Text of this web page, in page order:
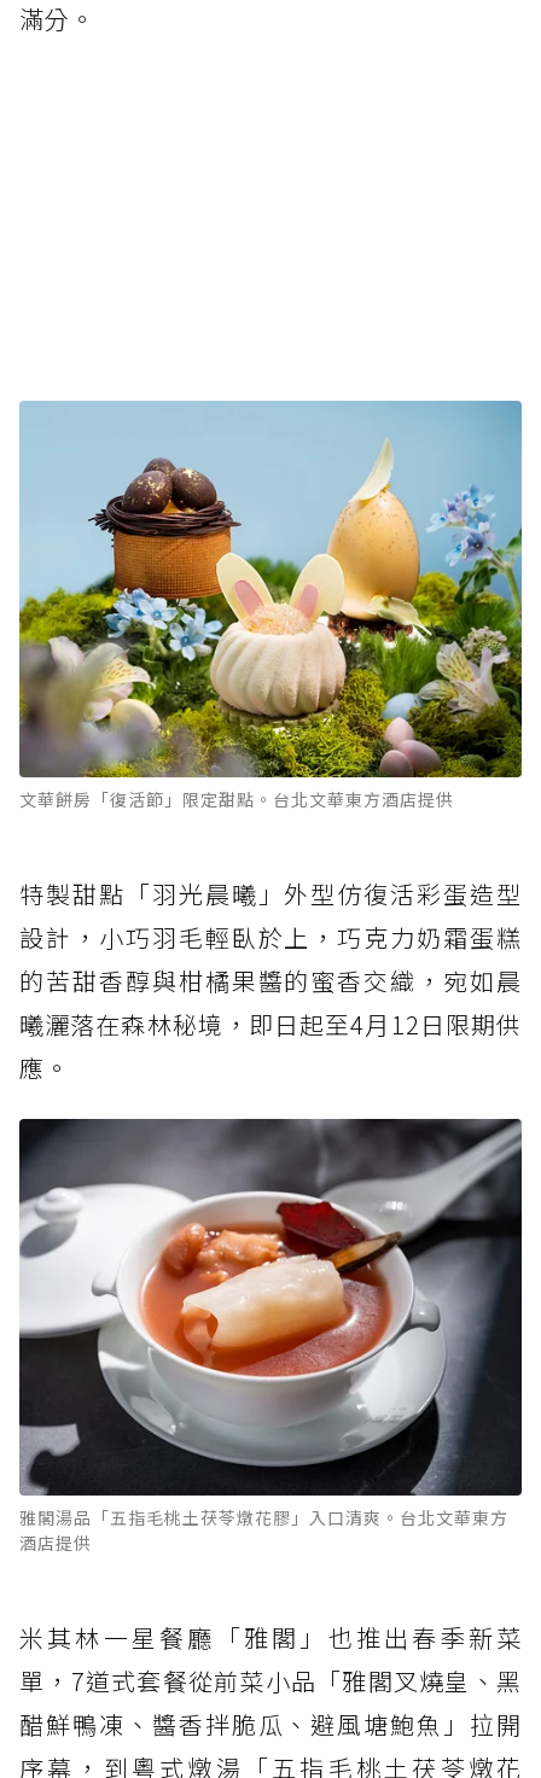
滿分。
文華餅房「復活節」限定甜點。台北文華東方酒店提供
特製甜點「羽光晨曦」外型仿復活彩蛋造型
設計，小巧羽毛輕臥於上，巧克力奶霜蛋糕
的苦甜香醇與柑橘果醬的蜜香交織，宛如晨
曦灑落在森林秘境，即日起至4月12日限期供
應。
雅閣湯品「五指毛桃土茯苓燉花膠」入口清爽。台北文華東方
酒店提供
米其林一星餐廳「雅閣」也推出春季新菜
單，7道式套餐從前菜小品「雅閣叉燒皇、黑
醋鮮鴨凍、醬香拌脆瓜、避風塘鮑魚」拉開
序幕，到粵式燉湯「五指毛桃土茯苓燉花